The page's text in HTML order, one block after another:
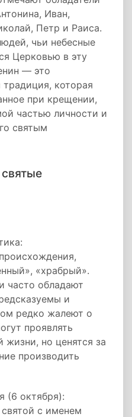
Иван,
Петр и Раиса.
чьи небесные
Церковью в эту
— это
традиция, которая
при крещении,
частью личности и
святым
«храбрый».
часто обладают
и
редко жалеют о
проявлять
жизни, но ценятся за
производить
(6 октября):
святой с именем